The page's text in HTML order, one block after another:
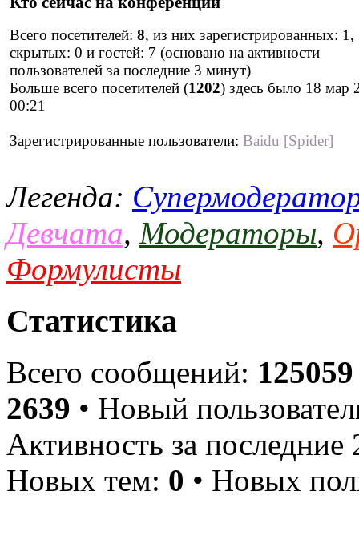
Всего посетителей: 8, из них зарегистрированных: 1,
скрытых: 0 и гостей: 7 (основано на активности
пользователей за последние 3 минут)
Больше всего посетителей (1202) здесь было 18 мар
00:21
Зарегистрированные пользователи: Baidu [Spider]
Легенда:
Девчата, Модераторы,
Формулисты
Статистика
Всего сообщений: 125059
2639 • Новый
Активность за
Новых тем: 0 • Новых